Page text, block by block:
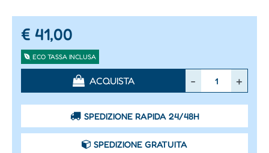
€ 41,00
ECO TASSA INCLUSA
ACQUISTA
SPEDIZIONE RAPIDA 24/48H
SPEDIZIONE GRATUITA